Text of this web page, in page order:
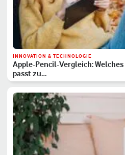
INNOVATION & TECHNOLOGIE
Apple-Pencil-Vergleich:
passt zu…